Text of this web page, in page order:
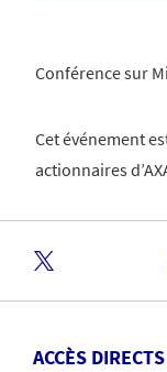
Conférence sur
Cet événement
actionnaires
ACCÈS DIRECTS